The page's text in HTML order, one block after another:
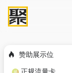
赞助展示位